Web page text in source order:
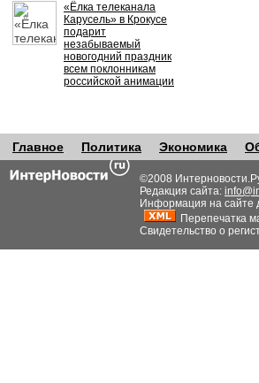
«Ёлка телеканала
Карусель» в Крокусе
подарит
незабываемый
новогодний праздник
всем поклонникам
российской анимации
Главное Политика Экономика
©2008
Редакция сайта:
Информация на сайте
Перепечатка
Свидетельство о